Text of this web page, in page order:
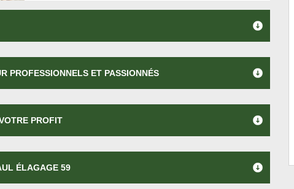
PROFESSIONNELS ET PASSIONNÉS
PROFIT
ÉLAGAGE 59